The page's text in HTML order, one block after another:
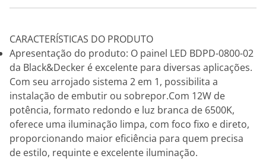
CARACTERÍSTICAS DO PRODUTO
Apresentação do produto: O painel LED BDPD-0800-02
da Black&Decker é excelente para diversas aplicações.
Com seu arrojado sistema 2 em 1, possibilita a
instalação de embutir ou sobrepor.Com 12W de
potência, formato redondo e luz branca de 6500K,
oferece uma iluminação limpa, com foco fixo e direto,
proporcionando maior eficiência para quem precisa
de estilo, requinte e excelente iluminação.